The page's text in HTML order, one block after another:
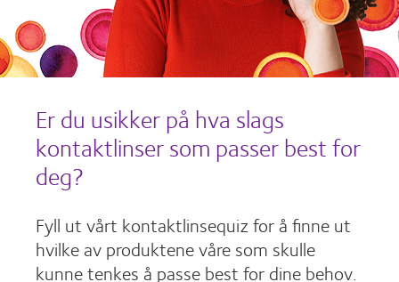
Er du usikker på hva slags
kontaktlinser som passer best for
deg?
Fyll ut vårt kontaktlinsequiz for å finne ut
hvilke av produktene våre som skulle
kunne tenkes å passe best for dine behov.